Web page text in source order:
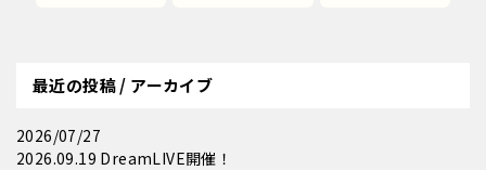
最近の投稿 / アーカイブ
2026/07/27
2026.09.19 DreamLIVE開催！